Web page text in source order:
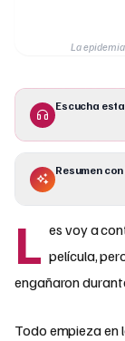
La
Escucha
Resumen con
L es voy a
película,
engañaron
Todo empieza en